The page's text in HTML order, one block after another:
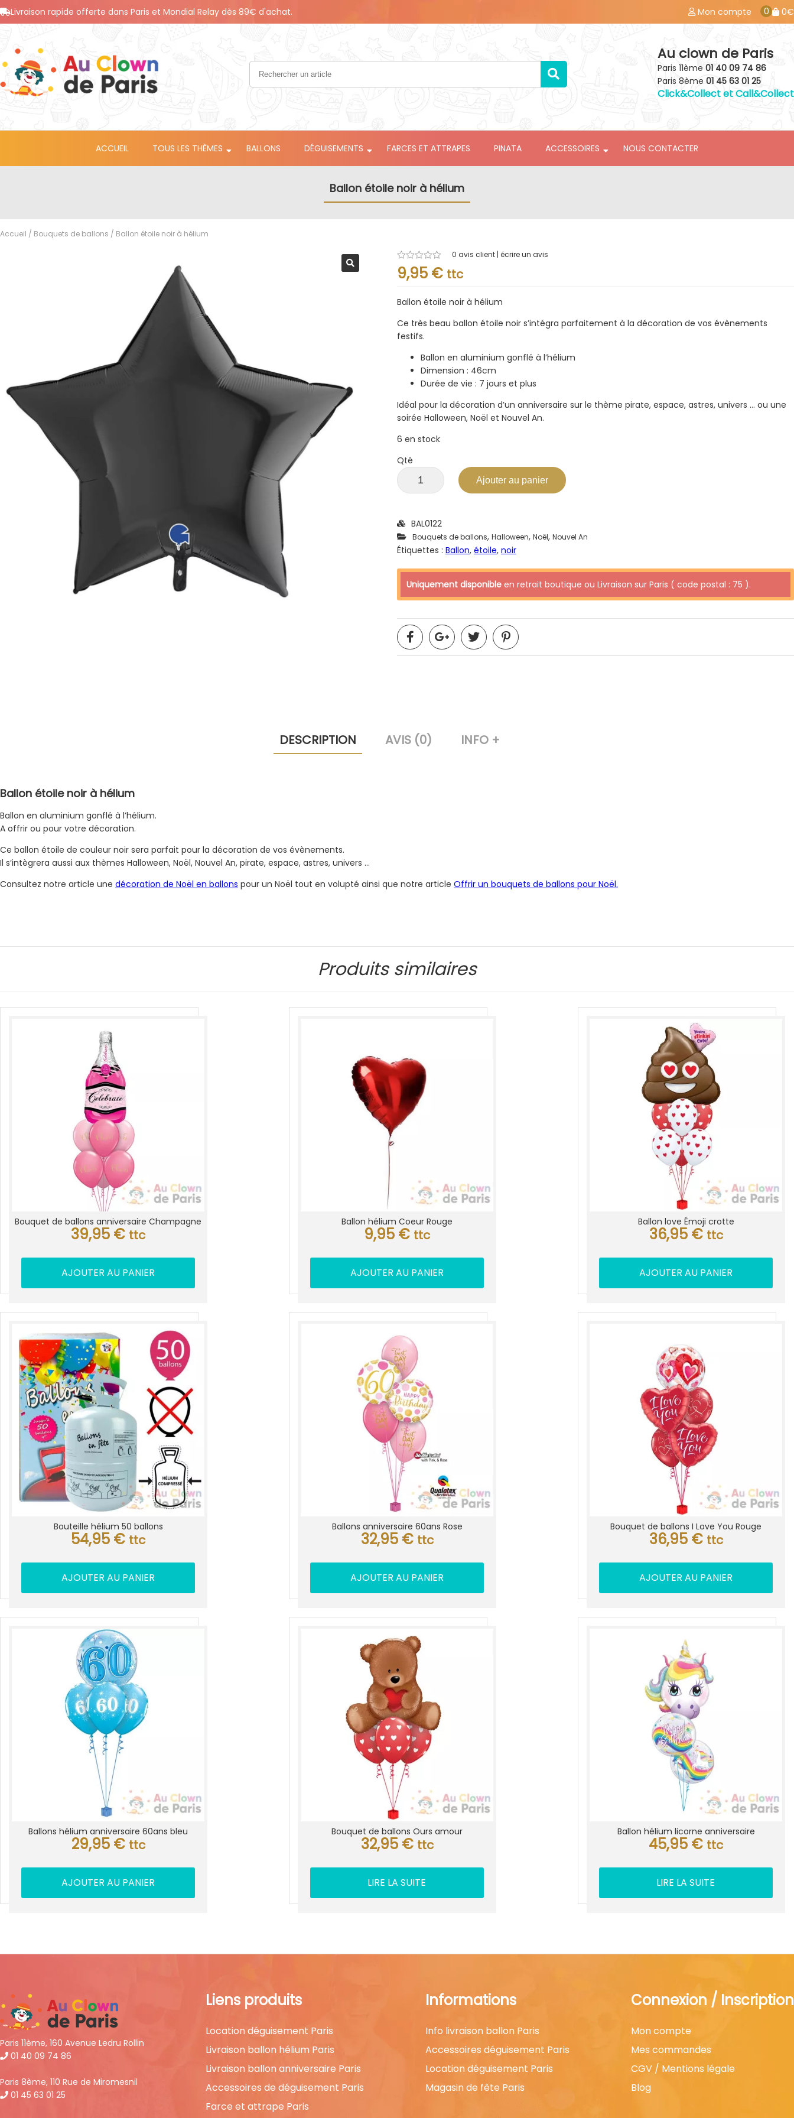
Livraison rapide offerte dans Paris et Mondial Relay dès 89€ d'achat. Mon compte 0 0€
Au clown de Paris
Paris 11ème 01 40 09 74 86
Paris 8ème 01 45 63 01 25
Click&Collect et Call&Collect
ACCUEIL TOUS LES THÈMES BALLONS DÉGUISEMENTS FARCES ET ATTRAPES PINATA ACCESSOIRES NOUS CONTACTER
Ballon étoile noir à hélium
Accueil / Bouquets de ballons / Ballon étoile noir à hélium
Note
0.001
0 avis client | écrire un avis
9,95 € ttc
Ballon étoile noir à hélium
Ce très beau ballon étoile noir s’intégra parfaitement à la décoration de vos évènements
festifs.
Ballon en aluminium gonflé à l’hélium
Dimension : 46cm
Durée de vie : 7 jours et plus
Idéal pour la décoration d’un anniversaire sur le thème pirate, espace, astres, univers … ou une
soirée Halloween, Noël et Nouvel An.
6 en stock
Qté
Ajouter au panier
BAL0122
Bouquets de ballons, Halloween, Noël, Nouvel An
Étiquettes : Ballon, étoile, noir
Uniquement disponible en retrait boutique ou Livraison sur Paris ( code postal : 75 ).
DESCRIPTION AVIS (0) INFO +
Ballon étoile noir à hélium
Ballon en aluminium gonflé à l’hélium.
A offrir ou pour votre décoration.
Ce ballon étoile de couleur noir sera parfait pour la décoration de vos évènements.
Il s’intègrera aussi aux thèmes Halloween, Noël, Nouvel An, pirate, espace, astres, univers …
Consultez notre article une décoration de Noël en ballons pour un Noël tout en volupté ainsi que notre article Offrir un bouquets de ballons pour Noël.
Produits similaires
Bouquet de ballons anniversaire Champagne
39,95 € ttc
AJOUTER AU PANIER
Ballon hélium Coeur Rouge
9,95 € ttc
AJOUTER AU PANIER
Ballon love Émoji crotte
36,95 € ttc
AJOUTER AU PANIER
Bouteille hélium 50 ballons
54,95 € ttc
AJOUTER AU PANIER
Ballons anniversaire 60ans Rose
32,95 € ttc
AJOUTER AU PANIER
Bouquet de ballons I Love You Rouge
36,95 € ttc
AJOUTER AU PANIER
Ballons hélium anniversaire 60ans bleu
29,95 € ttc
AJOUTER AU PANIER
Bouquet de ballons Ours amour
32,95 € ttc
LIRE LA SUITE
Ballon hélium licorne anniversaire
45,95 € ttc
LIRE LA SUITE
Paris 11ème, 160 Avenue Ledru Rollin
01 40 09 74 86
Paris 8ème, 110 Rue de Miromesnil
01 45 63 01 25
Liens produits
Location déguisement Paris
Livraison ballon hélium Paris
Livraison ballon anniversaire Paris
Accessoires de déguisement Paris
Farce et attrape Paris
Informations
Info livraison ballon Paris
Accessoires déguisement Paris
Location déguisement Paris
Magasin de fête Paris
Connexion / Inscription
Mon compte
Mes commandes
CGV / Mentions légale
Blog